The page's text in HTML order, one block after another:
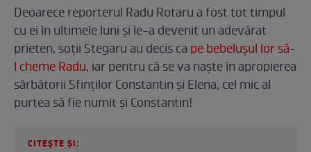
Deoarece reporterul Radu Rotaru a fost tot timpul
cu ei în ultimele luni și le-a devenit un adevărat
prieten, soții Stegaru au decis ca pe bebelușul lor să-
l cheme Radu, iar pentru că se va naște în apropierea
sărbătorii Sfinților Constantin și Elena, cel mic al
purtea să fie numit și Constantin!
CITEȘTE ȘI: